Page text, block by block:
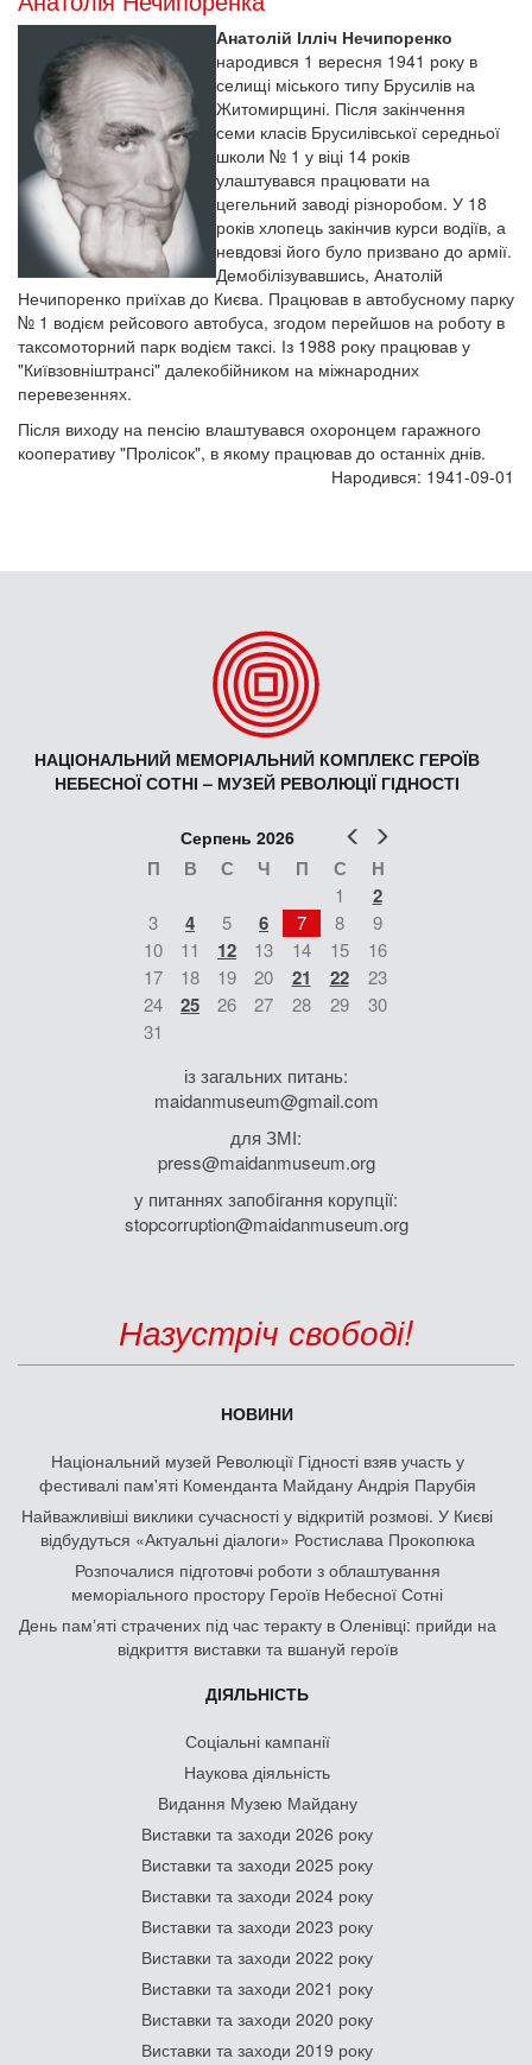
Анатолій Ілліч Нечипоренко
народився 1 вересня 1941 року в
селищі міського типу Брусилів на
Житомирщині. Після закінчення
семи класів Брусилівської середньої
школи № 1 у віці 14 років
улаштувався працювати на
цегельний заводі різноробом. У 18
років хлопець закінчив курси водіїв, а
невдовзі його було призвано до армії.
Демобілізувавшись, Анатолій
Нечипоренко приїхав до Києва. Працював в автобусному парку
№ 1 водієм рейсового автобуса, згодом перейшов на роботу в
таксомоторний парк водієм таксі. Із 1988 року працював у
"Київзовніштрансі" далекобійником на міжнародних
перевезеннях.
Після виходу на пенсію влаштувався охоронцем гаражного
кооперативу "Пролісок", в якому працював до останніх днів.
Народився: 1941-09-01
НАЦІОНАЛЬНИЙ МЕМОРІАЛЬНИЙ КОМПЛЕКС ГЕРОЇВ
НЕБЕСНОЇ СОТНІ – МУЗЕЙ РЕВОЛЮЦІЇ ГІДНОСТІ
Попер
Серпень 2026
П В С Ч П С Н
1 2
3 4 5 6 7 8
9
10
11 12 13 14 15
16
17
18 19 20 21 22
23
24
25 26 27 28 29
30
31
із загальних питань:
maidanmuseum@gmail.com
для ЗМІ:
press@maidanmuseum.org
у питаннях запобігання корупції:
stopcorruption@maidanmuseum.org
Назустріч свободі!
НОВИНИ
Національний музей Революції Гідності взяв участь у
фестивалі пам'яті Коменданта Майдану Андрія Парубія
Найважливіші виклики сучасності у відкритій розмові. У Києві
відбудуться «Актуальні діалоги» Ростислава Прокопюка
Розпочалися підготовчі роботи з облаштування
меморіального простору Героїв Небесної Сотні
День памʼяті страчених під час теракту в Оленівці: прийди на
відкриття виставки та вшануй героїв
ДІЯЛЬНІСТЬ
Соціальні кампанії
Наукова діяльність
Видання Музею Майдану
Виставки та заходи 2026 року
Виставки та заходи 2025 року
Виставки та заходи 2024 року
Виставки та заходи 2023 року
Виставки та заходи 2022 року
Виставки та заходи 2021 року
Виставки та заходи 2020 року
Виставки та заходи 2019 року